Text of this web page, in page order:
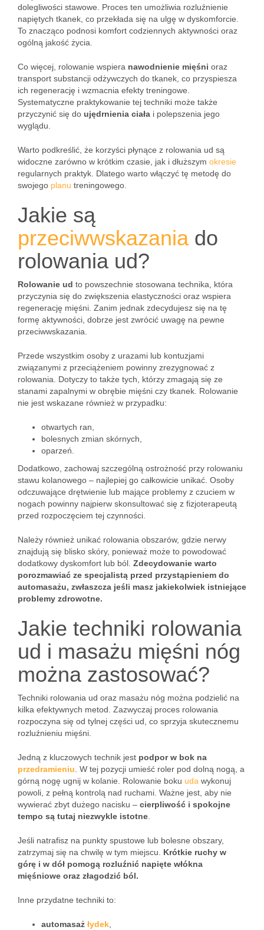
dolegliwości stawowe. Proces ten umożliwia rozluźnienie
napiętych tkanek, co przekłada się na ulgę w dyskomforcie.
To znacząco podnosi komfort codziennych aktywności oraz
ogólną jakość życia.
Co więcej, rolowanie wspiera nawodnienie mięśni oraz
transport substancji odżywczych do tkanek, co przyspiesza
ich regenerację i wzmacnia efekty treningowe.
Systematyczne praktykowanie tej techniki może także
przyczynić się do ujędrnienia ciała i polepszenia jego
wyglądu.
Warto podkreślić, że korzyści płynące z rolowania ud są
widoczne zarówno w krótkim czasie, jak i dłuższym okresie
regularnych praktyk. Dlatego warto włączyć tę metodę do
swojego planu treningowego.
Jakie są
przeciwwskazania do
rolowania ud?
Rolowanie ud to powszechnie stosowana technika, która
przyczynia się do zwiększenia elastyczności oraz wspiera
regenerację mięśni. Zanim jednak zdecydujesz się na tę
formę aktywności, dobrze jest zwrócić uwagę na pewne
przeciwwskazania.
Przede wszystkim osoby z urazami lub kontuzjami
związanymi z przeciążeniem powinny zrezygnować z
rolowania. Dotyczy to także tych, którzy zmagają się ze
stanami zapalnymi w obrębie mięśni czy tkanek. Rolowanie
nie jest wskazane również w przypadku:
otwartych ran,
bolesnych zmian skórnych,
oparzeń.
Dodatkowo, zachowaj szczególną ostrożność przy rolowaniu
stawu kolanowego – najlepiej go całkowicie unikać. Osoby
odczuwające drętwienie lub mające problemy z czuciem w
nogach powinny najpierw skonsultować się z fizjoterapeutą
przed rozpoczęciem tej czynności.
Należy również unikać rolowania obszarów, gdzie nerwy
znajdują się blisko skóry, ponieważ może to powodować
dodatkowy dyskomfort lub ból. Zdecydowanie warto
porozmawiać ze specjalistą przed przystąpieniem do
automasażu, zwłaszcza jeśli masz jakiekolwiek istniejące
problemy zdrowotne.
Jakie techniki rolowania
ud i masażu mięśni nóg
można zastosować?
Techniki rolowania ud oraz masażu nóg można podzielić na
kilka efektywnych metod. Zazwyczaj proces rolowania
rozpoczyna się od tylnej części ud, co sprzyja skutecznemu
rozluźnieniu mięśni.
Jedną z kluczowych technik jest podpor w bok na
przedramieniu . W tej pozycji umieść roler pod dolną nogą, a
górną nogę ugnij w kolanie. Rolowanie boku uda wykonuj
powoli, z pełną kontrolą nad ruchami. Ważne jest, aby nie
wywierać zbyt dużego nacisku – cierpliwość i spokojne
tempo są tutaj niezwykle istotne
Jeśli natrafisz na punkty spustowe lub bolesne obszary,
zatrzymaj się na chwilę w tym miejscu. Krótkie ruchy w
górę i w dół pomogą rozluźnić napięte włókna
mięśniowe oraz złagodzić ból.
Inne przydatne techniki to:
automasaż łydek